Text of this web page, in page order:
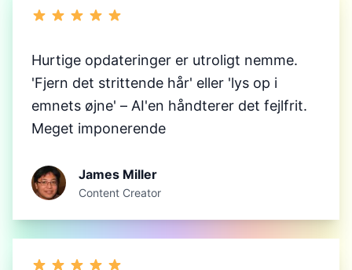
Hurtige opdateringer er utroligt nemme.
'Fjern det strittende hår' eller 'lys op i
emnets øjne' – AI'en håndterer det fejlfrit.
Meget imponerende
James Miller
Content Creator